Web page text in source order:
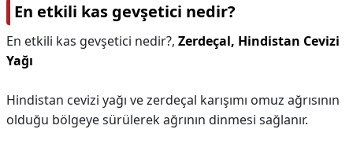
En etkili kas gevşetici nedir?
En etkili kas gevşetici nedir?, Zerdeçal, Hindistan Cevizi
Yağı
Hindistan cevizi yağı ve zerdeçal karışımı omuz ağrısının
olduğu bölgeye sürülerek ağrının dinmesi sağlanır.